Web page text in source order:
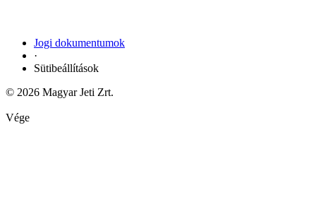
Jogi dokumentumok
·
Sütibeállítások
© 2026 Magyar Jeti Zrt.
Vége